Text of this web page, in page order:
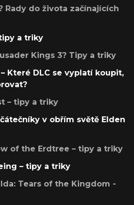
Rady do života začínajících
a triky
Kings 3? Tipy a triky
Které DLC se vyplatí koupit,
– tipy a triky
v obřím světě Elden
of the Erdtree – tipy a triky
– tipy a triky
Tears of the Kingdom -